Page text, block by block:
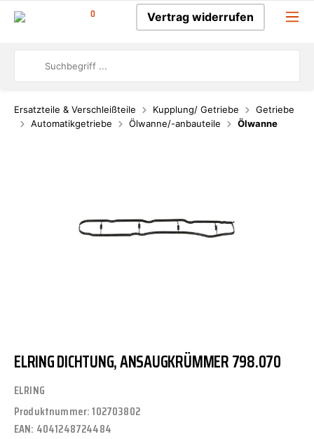
0 Vertrag widerrufen
Ersatzteile & Verschleißteile Kupplung/ Getriebe
Getriebe
Automatikgetriebe
Ölwanne/-anbauteile Ölwanne
ELRING DICHTUNG, ANSAUGKRÜMMER 798.070
ELRING
Produktnummer:102703802
EAN: 4041248724484